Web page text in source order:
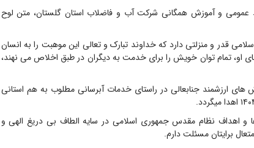
عمومی و آموزش همگانی شرکت آب و فاضلاب استان گلستان، متن لوح
قدر و منزلتی دارد که خداوند تبارک و تعالی این موهبت را به انسان
او، تمام توان خویش را برای خدمت به دیگران در طبق اخلاص می نهند،
ارزشمند جنابعالی در راستای خدمات آبرسانی مطلوب به هم استانی
و اهداف نظام مقدس جمهوری اسلامی در سایه الطاف بی دریغ الهی و
برایتان مسئلت دارم.